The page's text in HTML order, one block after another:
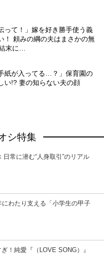
って！」嫁を好き勝手使う義
！ 頼みの綱の夫はまさかの無
末に…
紙が入ってる…？」保育園の
い!? 妻の知らない夫の顔
シ特集
日常に潜む“人身取引”のリアル
わたり支える「小学生の甲子
！純愛『（LOVE SONG）』